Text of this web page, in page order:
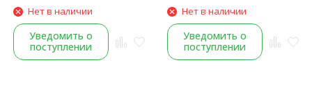
Нет в наличии
Уведомить о
поступлении
Нет в наличии
Уведомить о
поступлении